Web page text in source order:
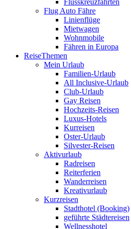
Flusskreuzfahrten
Flug Auto Fähre
Linienflüge
Mietwagen
Wohnmobile
Fähren in Europa
ReiseThemen
Mein Urlaub
Familien-Urlaub
All Inclusive-Urlaub
Club-Urlaub
Gay Reisen
Hochzeits-Reisen
Luxus-Hotels
Kurreisen
Oster-Urlaub
Silvester-Reisen
Aktivurlaub
Radreisen
Reiterferien
Wanderreisen
Kreativurlaub
Kurzreisen
Stadthotel (Booking)
geführte Städtereisen
Wellnesshotel